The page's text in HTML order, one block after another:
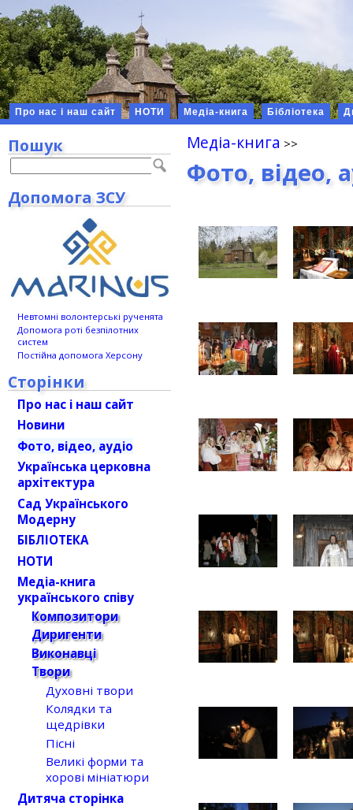
Про нас і наш сайт НОТИ Медіа-книга Бібліотека
Медіа-книга
Фото, відео,
Пошук
Допомога ЗСУ
Невтомні волонтерські рученята
Допомога роті безпілотних
систем
Постійна допомога Херсону
Сторінки
Про нас і наш сайт
Новини
Фото, відео, аудіо
Українська церковна
архітектура
Сад Українського
Модерну
БІБЛІОТЕКА
НОТИ
Медіа-книга
українського співу
Композитори
Диригенти
Виконавці
Твори
Духовні твори
Колядки та
щедрівки
Пісні
Великі форми та
хорові мініатюри
Дитяча сторінка